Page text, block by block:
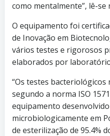
como mentalmente”, lê-se
O equipamento foi
de Inovação em
vários testes e rigorosos
elaborados por
“Os testes
segundo a norma ISO
equipamento
microbiologicamente em
de esterilização de 95.4%